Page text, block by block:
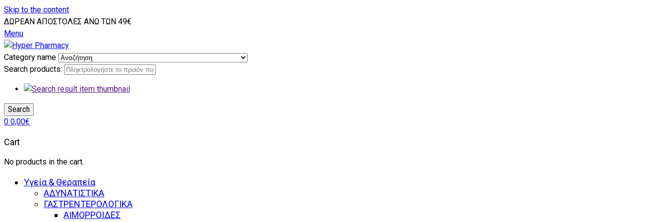
Skip to the content
ΔΩΡΕΑΝ ΑΠΟΣΤΟΛΕΣ ΑΝΩ ΤΩΝ 49€
Menu
Category name
Search products:
Search
0 0,00€
Cart
No products in the cart.
Υγεία & Θεραπεία
ΑΔΥΝΑΤΙΣΤΙΚΑ
ΓΑΣΤΡΕΝΤΕΡΟΛΟΓΙΚΑ
ΑΙΜΟΡΡΟΙΔΕΣ